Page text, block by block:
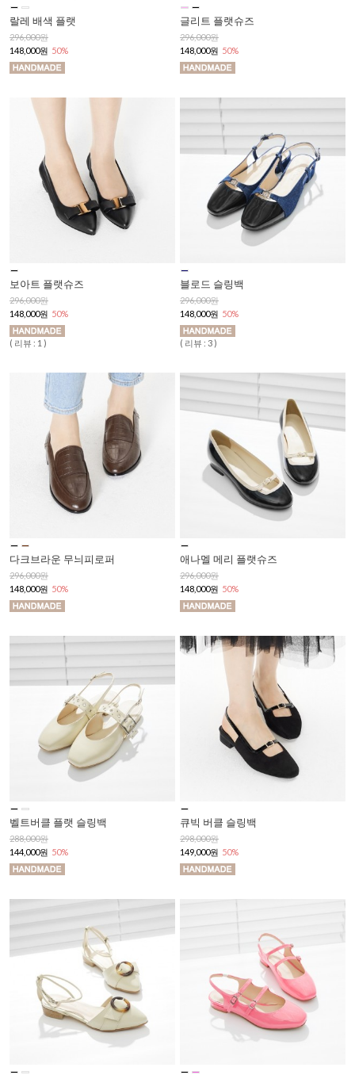
랄레 배색 플랫
296,000원
148,000원 50%
글리트 플랫슈즈
296,000원
148,000원 50%
보아트 플랫슈즈
296,000원
148,000원 50%
( 리뷰 : 1 )
블로드 슬링백
296,000원
148,000원 50%
( 리뷰 : 3 )
다크브라운 무늬피로퍼
296,000원
148,000원 50%
애나멜 메리 플랫슈즈
296,000원
148,000원 50%
벨트버클 플랫 슬링백
288,000원
144,000원 50%
큐빅 버클 슬링백
298,000원
149,000원 50%